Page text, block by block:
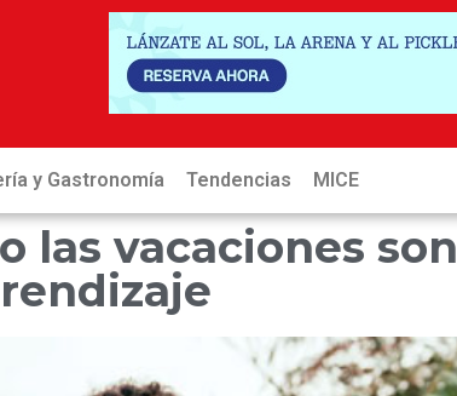
y Gastronomía Tendencias MICE
las vacaciones son